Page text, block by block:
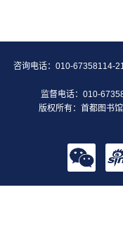
咨询电话：010-67358114-
监督电话：010-
版权所有：首都图书馆